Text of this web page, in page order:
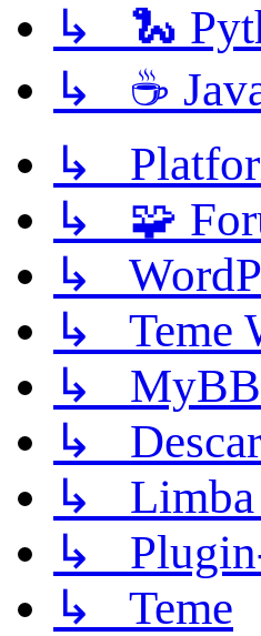
↳ 🐍
↳ ☕
↳
↳ 🧩
↳
↳ Teme
↳ MyBB
↳
↳ Limba
↳
↳ Teme